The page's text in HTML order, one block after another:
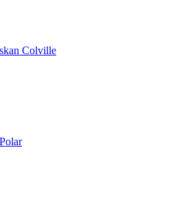
Colville